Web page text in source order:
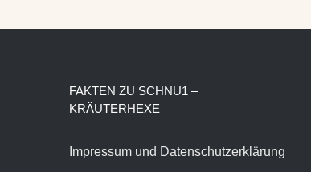
FAKTEN ZU SCHNU1 –
KRÄUTERHEXE
Impressum und Datenschutzerklärung